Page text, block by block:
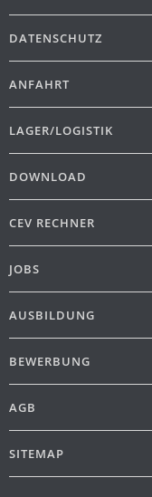
DATENSCHUTZ
ANFAHRT
LAGER/LOGISTIK
DOWNLOAD
CEV RECHNER
JOBS
AUSBILDUNG
BEWERBUNG
AGB
SITEMAP